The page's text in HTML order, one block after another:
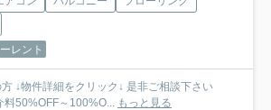
レント
↓物件詳細をクリック↓ 是非ご相談下さい
～100%O...
もっと見る